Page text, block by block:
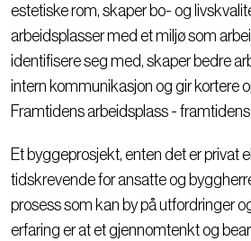
estetiske rom, skaper bo- og
arbeidsplasser med et miljø som
identifisere seg med, skaper bedre
intern kommunikasjon og gir kortere
Framtidens arbeidsplass -
Et byggeprosjekt, enten det er privat
tidskrevende for ansatte og
prosess som kan by på utfordringer
erfaring er at et gjennomtenkt og